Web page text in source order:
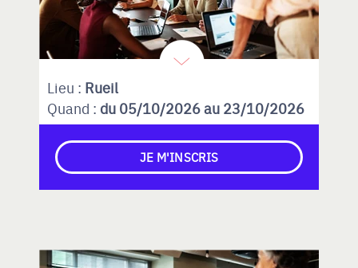
Lieu : Rueil
Quand : du 05/10/2026 au 23/10/2026
JE M'INSCRIS